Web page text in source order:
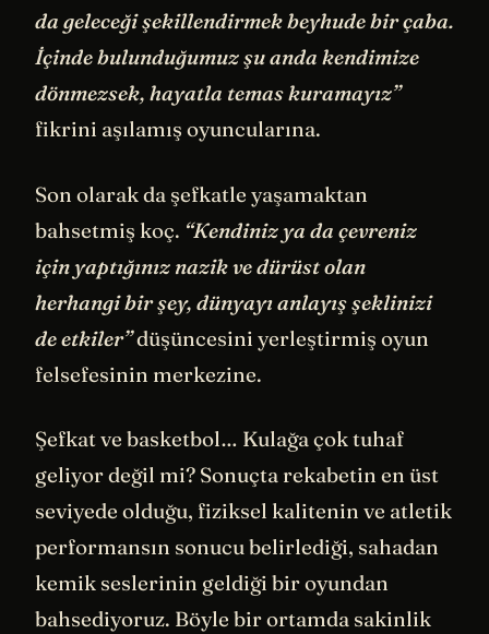
da geleceği şekillendirmek beyhude bir çaba.
İçinde bulunduğumuz şu anda kendimize
dönmezsek, hayatla temas kuramayız”
fikrini aşılamış oyuncularına.
Son olarak da şefkatle yaşamaktan
bahsetmiş koç. “Kendiniz ya da çevreniz
için yaptığınız nazik ve dürüst olan
herhangi bir şey, dünyayı anlayış şeklinizi
de etkiler”düşüncesini yerleştirmiş oyun
felsefesinin merkezine.
Şefkat ve basketbol… Kulağa çok tuhaf
geliyor değil mi? Sonuçta rekabetin en üst
seviyede olduğu, fiziksel kalitenin ve atletik
performansın sonucu belirlediği, sahadan
kemik seslerinin geldiği bir oyundan
bahsediyoruz. Böyle bir ortamda sakinlik